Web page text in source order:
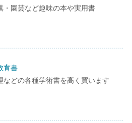
・園芸など趣味の本や実用書
育書
などの各種学術書を高く買います